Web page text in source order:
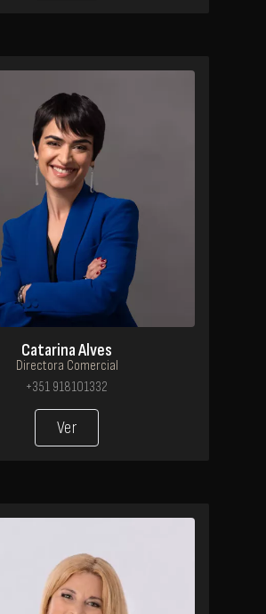
Catarina Alves
Directora Comercial
+351 918101332
Ver